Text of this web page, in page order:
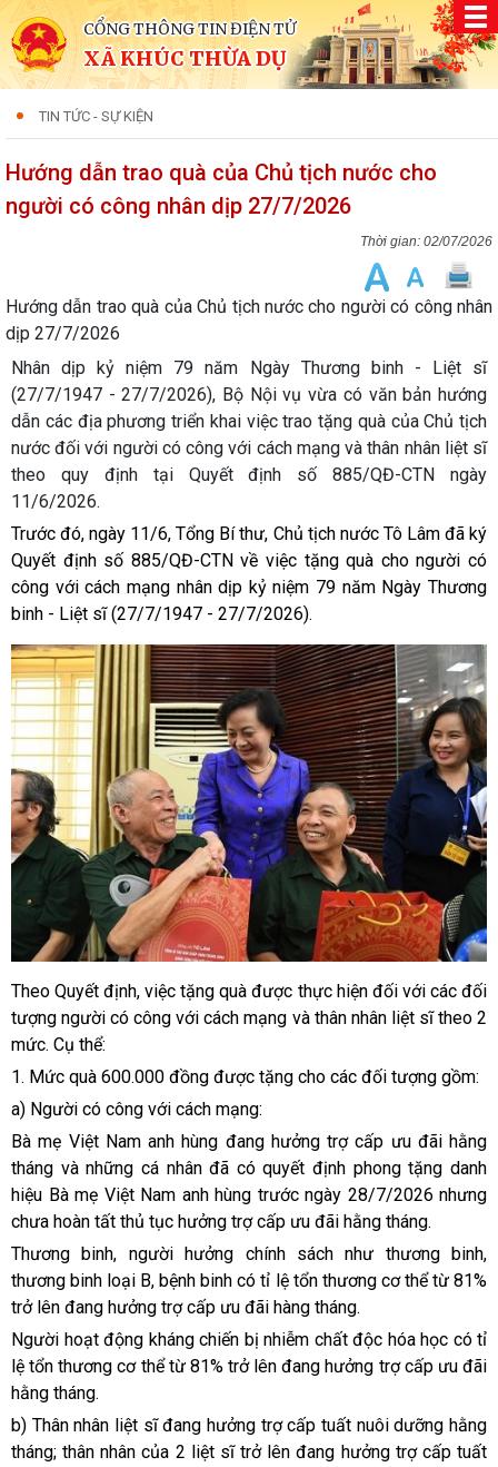
CỔNG THÔNG TIN ĐIỆN TỬ
XÃ KHÚC THỪA DỤ
TIN TỨC - SỰ KIỆN
Hướng dẫn trao quà của Chủ tịch nước cho
người có công nhân dịp 27/7/2026
02/07/2026
Hướng dẫn trao quà của Chủ tịch nước cho người có công nhân
dịp 27/7/2026
Nhân dịp kỷ niệm 79 năm Ngày Thương binh - Liệt sĩ
(27/7/1947 - 27/7/2026), Bộ Nội vụ vừa có văn bản hướng
dẫn các địa phương triển khai việc trao tặng quà của Chủ tịch
nước đối với người có công với cách mạng và thân nhân liệt sĩ
theo quy định tại Quyết định số 885/QĐ-CTN ngày
11/6/2026.
Trước đó, ngày 11/6, Tổng Bí thư, Chủ tịch nước Tô Lâm đã ký
Quyết định số 885/QĐ-CTN về việc tặng quà cho người có
công với cách mạng nhân dịp kỷ niệm 79 năm Ngày Thương
binh - Liệt sĩ (27/7/1947 - 27/7/2026).
Theo Quyết định, việc tặng quà được thực hiện đối với các đối
tượng người có công với cách mạng và thân nhân liệt sĩ theo 2
mức. Cụ thể:
1. Mức quà 600.000 đồng được tặng cho các đối tượng gồm:
a) Người có công với cách mạng:
Bà mẹ Việt Nam anh hùng đang hưởng trợ cấp ưu đãi hằng
tháng và những cá nhân đã có quyết định phong tặng danh
hiệu Bà mẹ Việt Nam anh hùng trước ngày 28/7/2026 nhưng
chưa hoàn tất thủ tục hưởng trợ cấp ưu đãi hằng tháng.
Thương binh, người hưởng chính sách như thương binh,
thương binh loại B, bệnh binh có tỉ lệ tổn thương cơ thể từ 81%
trở lên đang hưởng trợ cấp ưu đãi hàng tháng.
Người hoạt động kháng chiến bị nhiễm chất độc hóa học có tỉ
lệ tổn thương cơ thể từ 81% trở lên đang hưởng trợ cấp ưu đãi
hằng tháng.
b) Thân nhân liệt sĩ đang hưởng trợ cấp tuất nuôi dưỡng hằng
tháng; thân nhân của 2 liệt sĩ trở lên đang hưởng trợ cấp tuất